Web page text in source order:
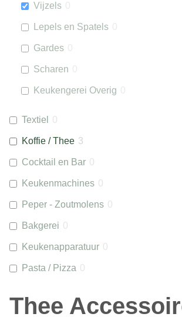
Vijzels
Lepels en Spatels
Gardes
Scharen
Keukengerei Overig
Textiel 0
Koffie / Thee 3
Cocktail en Bar 0
Keukenmachines 0
Peper - Zoutmolens 0
Bakgerei 0
Keukenapparatuur 0
Pasta / Pizza 0
Thee